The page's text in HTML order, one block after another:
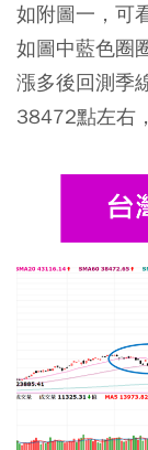
如附圖一，可
如圖中藍色圈
漲多後回測季
38472點左右